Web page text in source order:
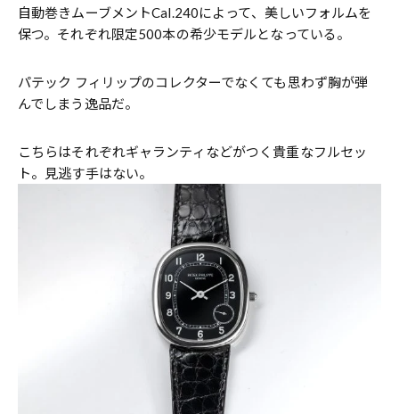
自動巻きムーブメントCal.240によって、美しいフォルムを
保つ。それぞれ限定500本の希少モデルとなっている。
パテック フィリップのコレクターでなくても思わず胸が弾
んでしまう逸品だ。
こちらはそれぞれギャランティなどがつく貴重なフルセッ
ト。見逃す手はない。